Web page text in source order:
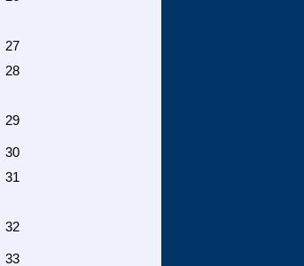
27
28
29
30
31
32
33